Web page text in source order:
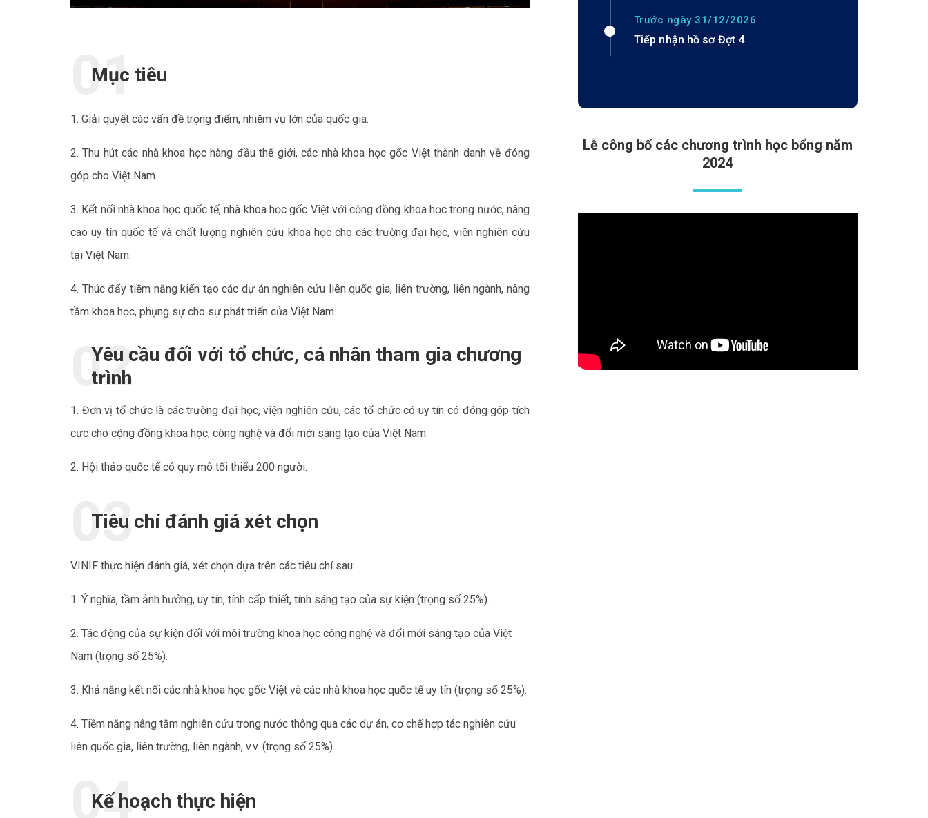
Mục tiêu
1. Giải quyết các vấn đề trọng điểm, nhiệm vụ lớn của quốc gia.
2. Thu hút các nhà khoa học hàng đầu thế giới, các nhà khoa học gốc Việt thành danh về đóng
góp cho Việt Nam.
3. Kết nối nhà khoa học quốc tế, nhà khoa học gốc Việt với cộng đồng khoa học trong nước, nâng
cao uy tín quốc tế và chất lượng nghiên cứu khoa học cho các trường đại học, viện nghiên cứu
tại Việt Nam.
4. Thúc đẩy tiềm năng kiến tạo các dự án nghiên cứu liên quốc gia, liên trường, liên ngành, nâng
tầm khoa học, phụng sự cho sự phát triển của Việt Nam.
Yêu cầu đối với tổ chức, cá nhân tham gia chương
trình
1. Đơn vị tổ chức là các trường đại học, viện nghiên cứu, các tổ chức có uy tín có đóng góp tích
cực cho cộng đồng khoa học, công nghệ và đổi mới sáng tạo của Việt Nam.
2. Hội thảo quốc tế có quy mô tối thiểu 200 người.
Tiêu chí đánh giá xét chọn
VINIF thực hiện đánh giá, xét chọn dựa trên các tiêu chí sau:
1. Ý nghĩa, tầm ảnh hưởng, uy tín, tính cấp thiết, tính sáng tạo của sự kiện (trọng số 25%).
2. Tác động của sự kiện đối với môi trường khoa học công nghệ và đổi mới sáng tạo của Việt
Nam (trọng số 25%).
3. Khả năng kết nối các nhà khoa học gốc Việt và các nhà khoa học quốc tế uy tín (trọng số 25%).
4. Tiềm năng nâng tầm nghiên cứu trong nước thông qua các dự án, cơ chế hợp tác nghiên cứu
liên quốc gia, liên trường, liên ngành, v.v. (trọng số 25%).
Kế hoạch thực hiện
Trước ngày 31/12/2026
Tiếp nhận hồ sơ Đợt 4
Lễ công bố các chương trình học bổng năm
2024